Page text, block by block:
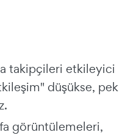
takipçileri etkileyici
düşükse, pek
görüntülemeleri,